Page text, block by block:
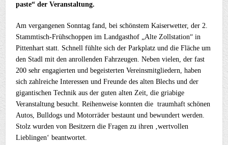
paste“ der Veranstaltung.
Am vergangenen Sonntag fand, bei schönstem Kaiserwetter, der 2.
Stammtisch-Frühschoppen im Landgasthof „Alte Zollstation“ in
Pittenhart statt. Schnell fühlte sich der Parkplatz und die Fläche um
den Stadl mit den anrollenden Fahrzeugen. Neben vielen, der fast
200 sehr engagierten und begeisterten Vereinsmitgliedern, haben
sich zahlreiche Interessen und Freunde des alten Blechs und der
gigantischen Technik aus der guten alten Zeit, die griabige
Veranstaltung besucht. Reihenweise konnten die traumhaft schönen
Autos, Bulldogs und Motorräder bestaunt und bewundert werden.
Stolz wurden von Besitzern die Fragen zu ihren ‚wertvollen
Lieblingen‘ beantwortet.